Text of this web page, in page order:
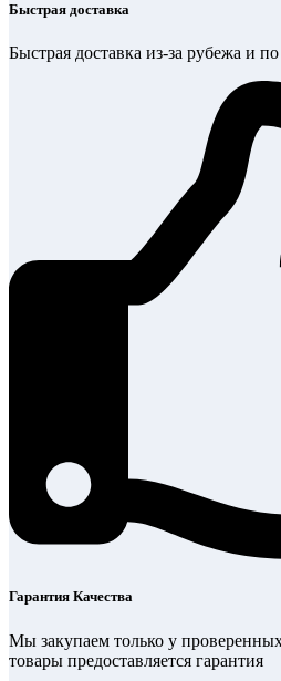
Быстрая доставка
Быстрая доставка из-за рубежа и
Гарантия Качества
Мы закупаем только у
товары предоставляется гарантия